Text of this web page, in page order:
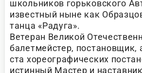
школьников горьковского
известный ныне как
танца «Радуга».
Ветеран Великой
балетмейстер, постановщик,
ста хореографических
истинный Мастер и